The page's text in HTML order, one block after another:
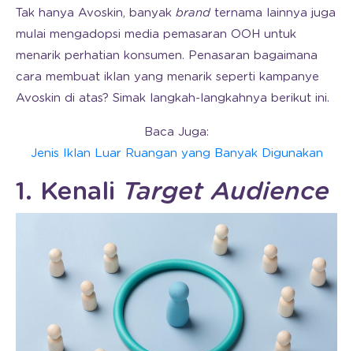
Tak hanya Avoskin, banyak brand ternama lainnya juga
mulai mengadopsi media pemasaran OOH untuk
menarik perhatian konsumen. Penasaran bagaimana
cara membuat iklan yang menarik seperti kampanye
Avoskin di atas? Simak langkah-langkahnya berikut ini.
Baca Juga:
Jenis Iklan Luar Ruangan yang Banyak Digunakan
1. Kenali Target Audience